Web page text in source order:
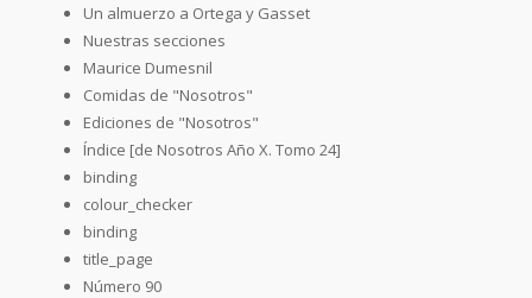
Un almuerzo a Ortega y Gasset
Nuestras secciones
Maurice Dumesnil
Comidas de "Nosotros"
Ediciones de "Nosotros"
Índice [de Nosotros Año X. Tomo 24]
binding
colour_checker
binding
title_page
Número 90